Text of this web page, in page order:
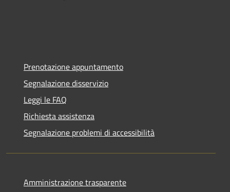
Prenotazione appuntamento
Segnalazione disservizio
Leggi le FAQ
Richiesta assistenza
Segnalazione problemi di accessibilità
Amministrazione trasparente